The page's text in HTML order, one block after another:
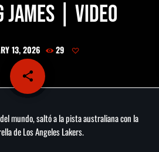
FM
FM
FM
James | Video
13, 2026 29
share
email
mundo, saltó a la pista australiana con la
de Los Angeles Lakers.